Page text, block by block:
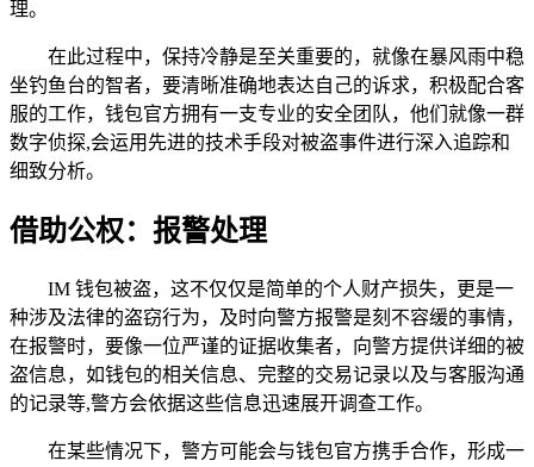
理。
在此过程中，保持冷静是至关重要的，就像在暴风雨中稳
坐钓鱼台的智者，要清晰准确地表达自己的诉求，积极配合客
服的工作，钱包官方拥有一支专业的安全团队，他们就像一群
数字侦探,会运用先进的技术手段对被盗事件进行深入追踪和
细致分析。
借助公权：报警处理
IM 钱包被盗，这不仅仅是简单的个人财产损失，更是一
种涉及法律的盗窃行为，及时向警方报警是刻不容缓的事情，
在报警时，要像一位严谨的证据收集者，向警方提供详细的被
盗信息，如钱包的相关信息、完整的交易记录以及与客服沟通
的记录等,警方会依据这些信息迅速展开调查工作。
在某些情况下，警方可能会与钱包官方携手合作，形成一